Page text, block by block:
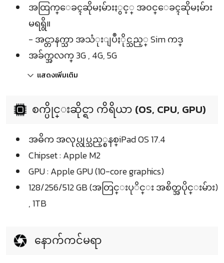
အထြက္ေခၚဆိုမႈမ်ားႏွင့္ အ၀င္ေခၚဆိုမႈမ်ား
မရရွိ။
- အင္တာနက္သာ အသံုးျပဳႏိုင္သည့္ Sim ကဒ္
အခ်က္အလက္ 3G , 4G, 5G
แสดงเพิ่มเติม
စက္ပိုင္းဆိုင္ရာ ကိရိယာ (OS, CPU, GPU)
အဓိက အလုပ္လုပ္သည့္စနစ္iPad OS 17.4
Chipset : Apple M2
GPU : Apple GPU (10-core graphics)
128/256/512 GB (အတြင္းပုိင္း အစိတ္အပိုင္းမ်ား)
, 1TB
နောက်ကင်မရာ